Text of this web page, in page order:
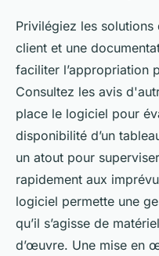
Privilégiez les
client et une
faciliter l’appropriation
Consultez les avis
place le logiciel pour
disponibilité d’un
un atout pour
rapidement aux
logiciel permette une
qu’il s’agisse de
d’œuvre. Une mise en